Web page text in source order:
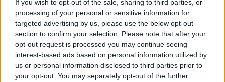
If you wish to opt-out of the sale, sharing to third parties, or
processing of your personal or sensitive information for
targeted advertising by us, please use the below opt-out
section to confirm your selection. Please note that after your
opt-out request is processed you may continue seeing
interest-based ads based on personal information utilized by
us or personal information disclosed to third parties prior to
your opt-out. You may separately opt-out of the further
elfogadásig